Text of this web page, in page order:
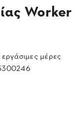
Worker
μέρες